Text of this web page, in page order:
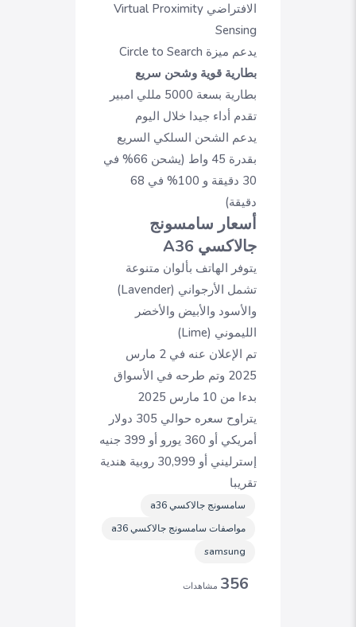
الافتراضي Virtual Proximity
Sensing
يدعم ميزة Circle to Search
بطارية قوية وشحن سريع
بطارية بسعة 5000 مللي امبير
تقدم أداء جيدا خلال اليوم
يدعم الشحن السلكي السريع
بقدرة 45 واط (يشحن 66% في
30 دقيقة و 100% في 68
دقيقة)
أسعار سامسونج
جالاكسي A36
يتوفر الهاتف بألوان متنوعة
تشمل الأرجواني (Lavender)
والأسود والأبيض والأخضر
الليموني (Lime)
تم الإعلان عنه في 2 مارس
2025 وتم طرحه في الأسواق
بدءا من 10 مارس 2025
يتراوح سعره حوالي 305 دولار
أمريكي أو 360 يورو أو 399 جنيه
إسترليني أو 30,999 روبية هندية
تقريبا
سامسونج جالاكسي a36
مواصفات سامسونج جالاكسي a36
samsung
356 مشاهدات